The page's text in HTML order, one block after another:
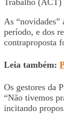
As
período, e dos
contraproposta
Leia também:
Os gestores da
“Não tivemos
incitando